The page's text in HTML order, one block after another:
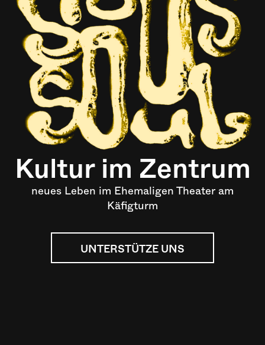
Kultur im Zentrum
neues Leben im Ehemaligen Theater am
Käfigturm
UNTERSTÜTZE UNS